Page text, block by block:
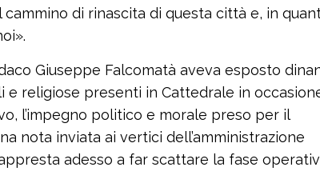
di rinascita di questa città e, in
Giuseppe Falcomatà aveva esposto
e religiose presenti in Cattedrale in
l’impegno politico e morale preso per il
nota inviata ai vertici dell’amministrazione
adesso a far scattare la fase